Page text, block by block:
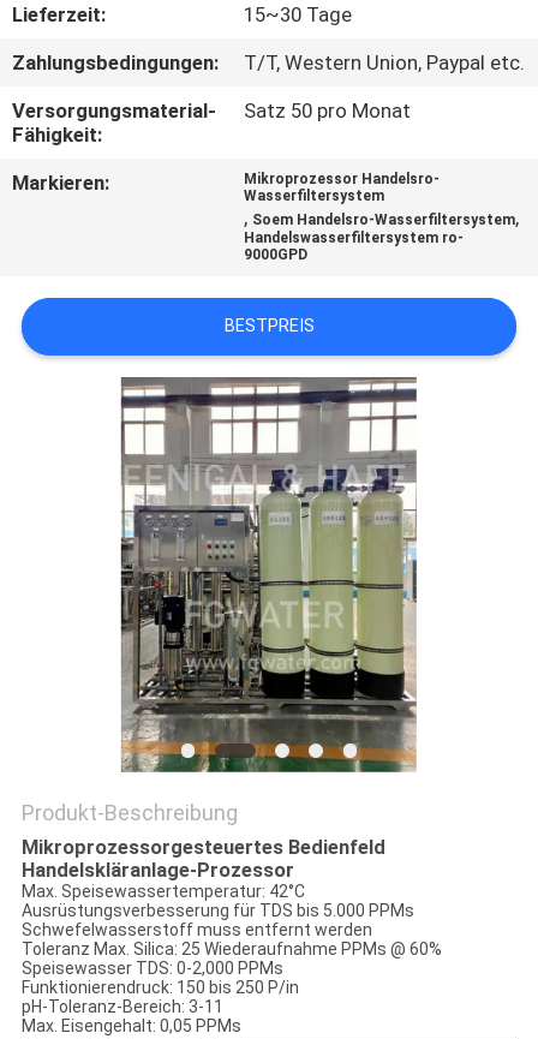
UNS
IN
VERBINDUNG
NACHRICHTEN
SIE EIN
ZITAT
SITEMAP
PRIVACY
Lieferzeit:
15~30 Tage
Zahlungsbedingungen:
T/T, Western Union, Paypal etc.
Versorgungsmaterial-
Fähigkeit:
Satz 50 pro Monat
Markieren:
Mikroprozessor Handelsro-
Wasserfiltersystem
, Soem Handelsro-Wasserfiltersystem,
Handelswasserfiltersystem ro-
9000GPD
BESTPREIS
Produkt-Beschreibung
Mikroprozessorgesteuertes Bedienfeld
Handelskläranlage-Prozessor
Max. Speisewassertemperatur: 42°C
Ausrüstungsverbesserung für TDS bis 5.000 PPMs
Schwefelwasserstoff muss entfernt werden
Toleranz Max. Silica: 25 Wiederaufnahme PPMs @ 60%
Speisewasser TDS: 0-2,000 PPMs
Funktionierendruck: 150 bis 250 P/in
pH-Toleranz-Bereich: 3-11
Max. Eisengehalt: 0,05 PPMs